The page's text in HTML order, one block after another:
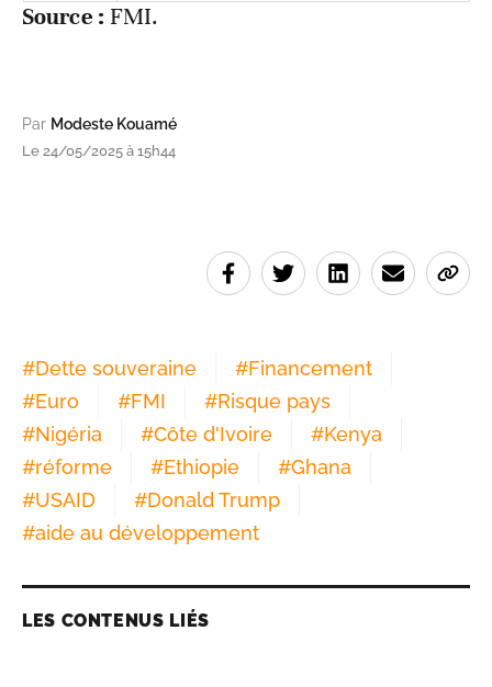
Source : FMI.
Par Modeste Kouamé
Le 24/05/2025 à 15h44
#Dette souveraine #Financement
#Euro #FMI #Risque pays
#Nigéria #Côte d'Ivoire #Kenya
#réforme #Ethiopie #Ghana
#USAID #Donald Trump
#aide au développement
LES CONTENUS LIÉS